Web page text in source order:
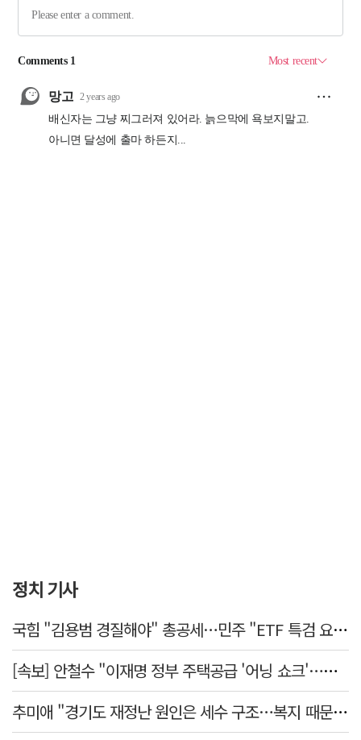
정치 기사
국힘 "김용범 경질해야" 총공세…민주 "ETF 특검 요구는 마타도어"
[속보] 안철수 "이재명 정부 주택공급 '어닝 쇼크'…공급 포기한 대통령"
추미애 "경기도 재정난 원인은 세수 구조…복지 때문 아냐"